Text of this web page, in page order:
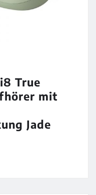
True
mit
Jade